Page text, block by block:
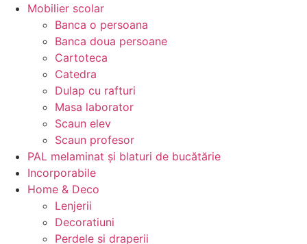
Mobilier scolar
Banca o persoana
Banca doua persoane
Cartoteca
Catedra
Dulap cu rafturi
Masa laborator
Scaun elev
Scaun profesor
PAL melaminat și blaturi de bucătărie
Incorporabile
Home & Deco
Lenjerii
Decoratiuni
Perdele si draperii